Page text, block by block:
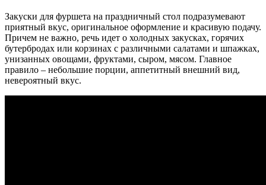
Закуски для фуршета на праздничный стол подразумевают
приятный вкус, оригинальное оформление и красивую подачу.
Причем не важно, речь идет о холодных закусках, горячих
бутербродах или корзинах с различными салатами и шпажках,
унизанных овощами, фруктами, сыром, мясом. Главное
правило – небольшие порции, аппетитный внешний вид,
невероятный вкус.